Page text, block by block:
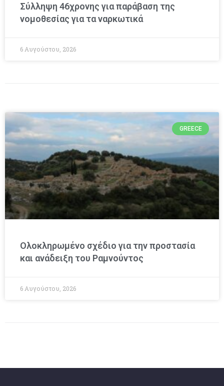
Σύλληψη 46χρονης για παράβαση της
νομοθεσίας για τα ναρκωτικά
6 Αυγούστου, 2026
GREECE
Ολοκληρωμένο σχέδιο για την προστασία
και ανάδειξη του Ραμνούντος
6 Αυγούστου, 2026